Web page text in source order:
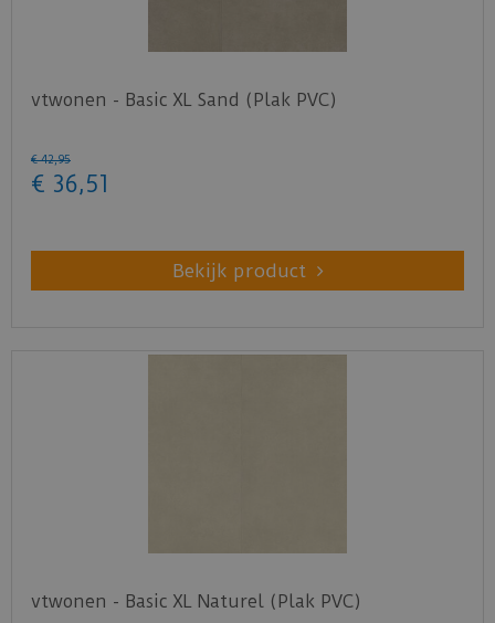
vtwonen - Basic XL Sand (Plak PVC)
€ 42,95
€ 36,51
Bekijk product
vtwonen - Basic XL Naturel (Plak PVC)